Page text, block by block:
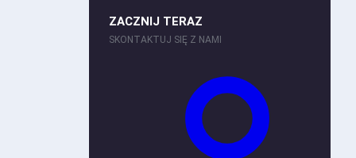
ZACZNIJ TERAZ
SKONTAKTUJ SIĘ Z NAMI